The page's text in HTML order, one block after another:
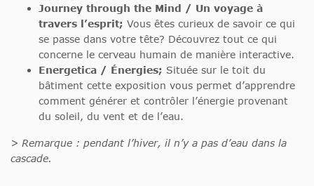
Journey through the Mind / Un voyage à
travers l’esprit; Vous êtes curieux de savoir ce qui
se passe dans votre tête? Découvrez tout ce qui
concerne le cerveau humain de manière interactive.
Energetica / Énergies; Située sur le toit du
bâtiment cette exposition vous permet d’apprendre
comment générer et contrôler l’énergie provenant
du soleil, du vent et de l’eau.
> Remarque : pendant l’hiver, il n’y a pas d’eau dans la
cascade.